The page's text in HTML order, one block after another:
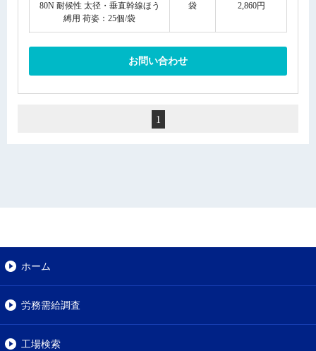
80N 耐候性 太径・垂直幹線ほう
縛用 荷姿：25個/袋
袋 2,860円
お問い合わせ
1
ホーム
労務需給調査
工場検索